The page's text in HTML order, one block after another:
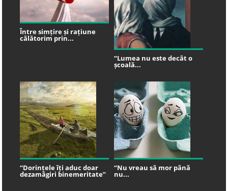
Între simțire și rațiune
călătorim prin...
“Lumea nu este decât o
școală...
“Dorințele îți aduc doar
dezamăgiri binemeritate”
“Nu vreau să mor până
nu...